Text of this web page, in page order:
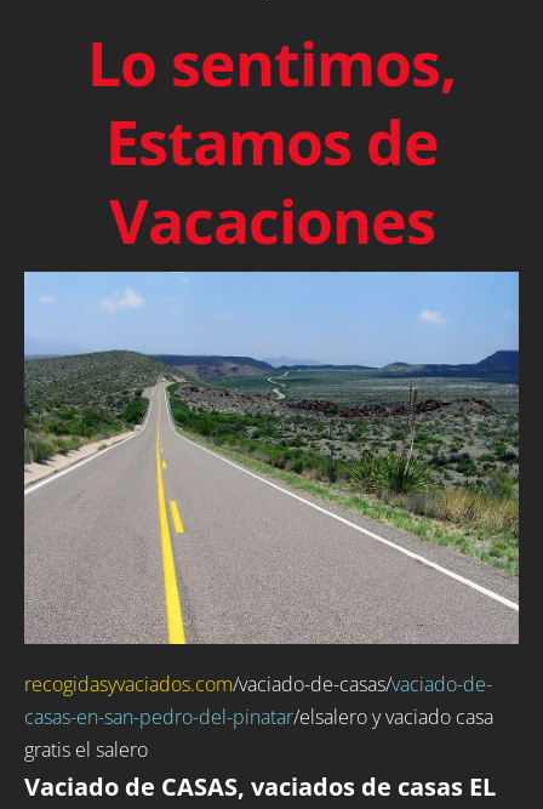
Lo sentimos,
Estamos de
Vacaciones
recogidasyvaciados.com/vaciado-de-casas/vaciado-de-
casas-en-san-pedro-del-pinatar/elsalero y vaciado casa
gratis el salero
Vaciado de CASAS, vaciados de casas EL